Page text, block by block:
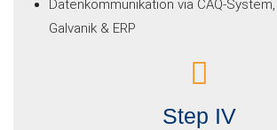
Datenkommunikation via CAQ-
Galvanik & ERP
Step IV